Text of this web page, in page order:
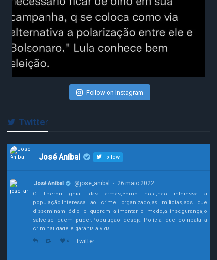
Follow on Instagram
Twitter
José Aníbal Follow
José Aníbal @jose_anibal · 26 maio 2022
O liberou geral das armas,como hoje,não interessa a
população.Interessa ao crime organizado,as milícias,aos que
disseminam ódio e querem alimentar o medo,a insegurança,o
salve-se quem puder.População deseja Polícia que combata a
criminalidade e garanta a vida.
4 Twitter